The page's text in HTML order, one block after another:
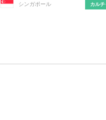
シンガポール カル